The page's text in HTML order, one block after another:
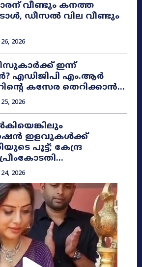
വീണ്ടും കനത്ത
ഡീസൽ വില വീണ്ടും
2026
ഇന്ന്
എഡിജിപി എം.ആർ
കസേര തെറിക്കാൻ...
2026
ഇളവുകൾക്ക്
പൂട്ട്; കേന്ദ്ര
2026